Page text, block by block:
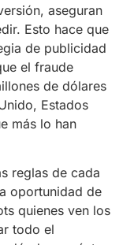
aseguran
Esto hace que
de publicidad
el fraude
de dólares
Estados
más lo han
reglas de cada
oportunidad de
quienes ven los
todo el